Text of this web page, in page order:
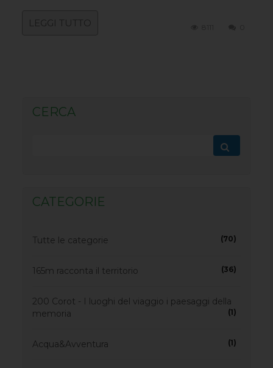
LEGGI TUTTO
CERCA
CATEGORIE
Tutte le categorie (70)
165m racconta il territorio (36)
200 Corot - I luoghi del viaggio i paesaggi della
memoria
(1)
Acqua&Avventura (1)